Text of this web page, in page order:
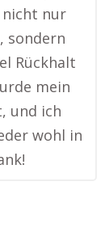
nicht nur
sondern
Rückhalt
mein
und ich
wohl in